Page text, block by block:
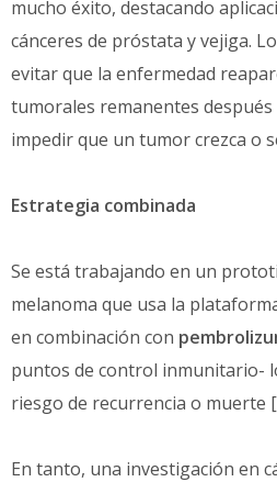
mucho éxito, destacando
cánceres de próstata y vejiga.
evitar que la enfermedad
tumorales remanentes
impedir que un tumor crezca o
Estrategia combinada
Se está trabajando en un
melanoma que usa la
en combinación con
puntos de control inmunitario-
riesgo de recurrencia o muerte
En tanto, una investigación en